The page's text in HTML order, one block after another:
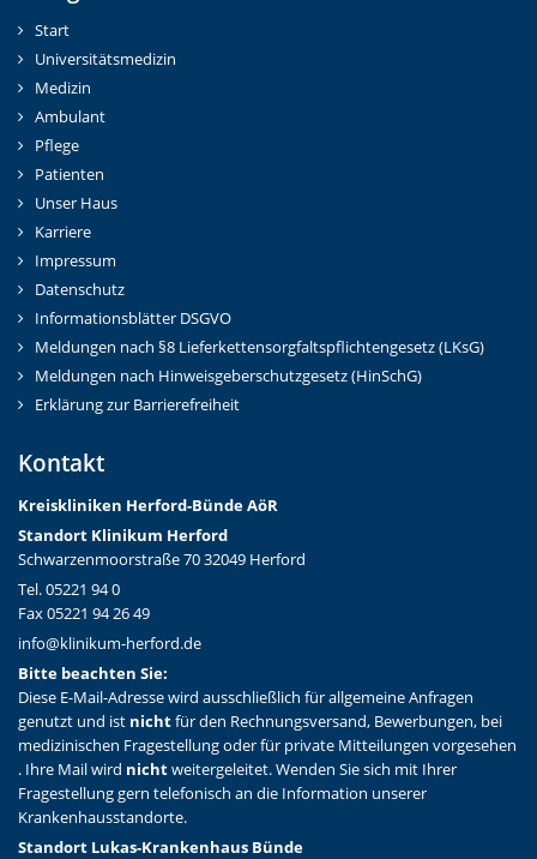
Start
Universitätsmedizin
Medizin
Ambulant
Pflege
Patienten
Unser Haus
Karriere
Impressum
Datenschutz
Informationsblätter DSGVO
Meldungen nach §8 Lieferkettensorgfaltspflichtengesetz (LKsG)
Meldungen nach Hinweisgeberschutzgesetz (HinSchG)
Erklärung zur Barrierefreiheit
Kontakt
Kreiskliniken Herford-Bünde AöR
Standort Klinikum Herford
Schwarzenmoorstraße 70 32049 Herford
Tel. 05221 94 0
Fax 05221 94 26 49
info@klinikum-herford.de
Bitte beachten Sie:
Diese E-Mail-Adresse wird ausschließlich für allgemeine Anfragen
genutzt und ist nichtfür den Rechnungsversand, Bewerbungen, bei
medizinischen Fragestellung oder für private Mitteilungen vorgesehen
. Ihre Mail wird nichtweitergeleitet. Wenden Sie sich mit Ihrer
Fragestellung gern telefonisch an die Information unserer
Krankenhausstandorte.
Standort Lukas-Krankenhaus Bünde